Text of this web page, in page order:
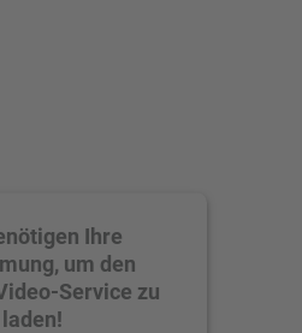
Ihre
um den
Service zu
laden!